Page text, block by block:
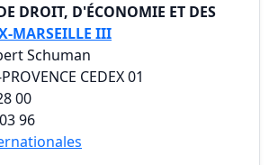
DROIT, D'ÉCONOMIE ET DES
MARSEILLE III
Schuman
CEDEX 01
00
96